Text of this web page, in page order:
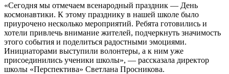
«Сегодня мы отмечаем всенародный праздник — День
космонавтики. К этому празднику в нашей школе было
приурочено несколько мероприятий. Ребята готовились и
хотели привлечь внимание жителей, подчеркнуть значимость
этого события и поделиться радостными эмоциями.
Инициаторами выступили волонтеры, а к ним уже
присоединились ученики школы», — рассказала директор
школы «Перспектива» Светлана Просникова.